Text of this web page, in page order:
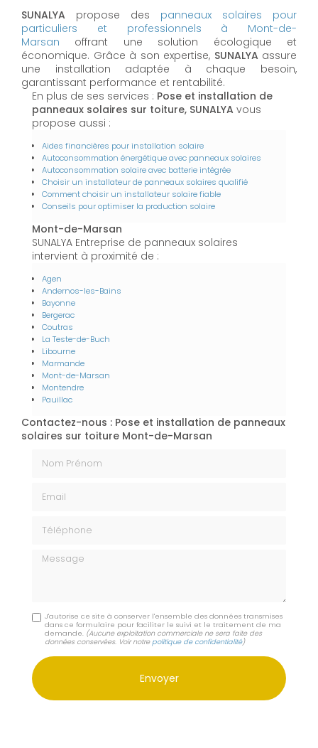
SUNALYA propose des panneaux solaires pour
particuliers et professionnels à Mont-de-
Marsan offrant une solution écologique et
économique. Grâce à son expertise, SUNALYA assure
une installation adaptée à chaque besoin,
garantissant performance et rentabilité.
En plus de ses services : Pose et installation de
panneaux solaires sur toiture, SUNALYA vous
propose aussi :
Aides financières pour installation solaire
Autoconsommation énergétique avec panneaux solaires
Autoconsommation solaire avec batterie intégrée
Choisir un installateur de panneaux solaires qualifié
Comment choisir un installateur solaire fiable
Conseils pour optimiser la production solaire
Mont-de-Marsan
SUNALYA Entreprise de panneaux solaires
intervient à proximité de :
Agen
Andernos-les-Bains
Bayonne
Bergerac
Coutras
La Teste-de-Buch
Libourne
Marmande
Mont-de-Marsan
Montendre
Pauillac
Contactez-nous : Pose et installation de panneaux
solaires sur toiture Mont-de-Marsan
Message
J'autorise ce site à conserver l'ensemble des données transmises
dans ce formulaire pour faciliter le suivi et le traitement de ma
demande. (Aucune exploitation commerciale ne sera faite des
données conservées. Voir notre politique de confidentialité)